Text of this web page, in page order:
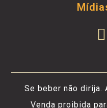
Se beber não dirija.
Venda proibida